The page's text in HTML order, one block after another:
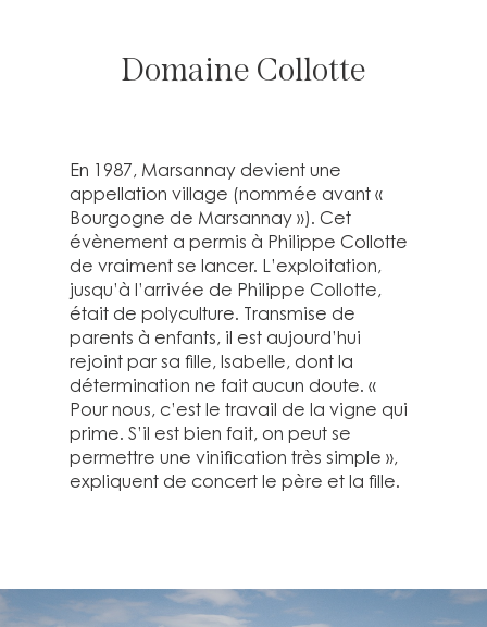
Domaine Collotte
En 1987, Marsannay devient une
appellation village (nommée avant «
Bourgogne de Marsannay »). Cet
évènement a permis à Philippe Collotte
de vraiment se lancer. L’exploitation,
jusqu’à l’arrivée de Philippe Collotte,
était de polyculture. Transmise de
parents à enfants, il est aujourd’hui
rejoint par sa fille, Isabelle, dont la
détermination ne fait aucun doute. «
Pour nous, c’est le travail de la vigne qui
prime. S’il est bien fait, on peut se
permettre une vinification très simple »,
expliquent de concert le père et la fille.